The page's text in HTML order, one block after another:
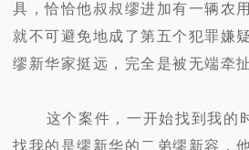
具，恰恰他叔叔缪进加有一辆农
就不可避免地成了第五个犯罪嫌
缪新华家挺远，完全是被无端牵
这个案件，一开始找到我的
找我的是缪新华的二弟缪新容，